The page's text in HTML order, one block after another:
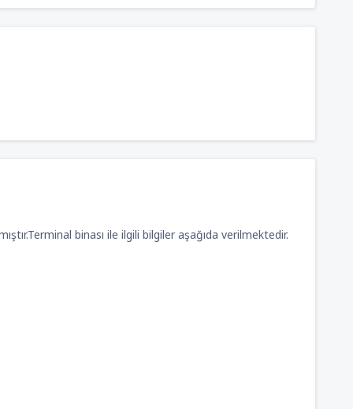
binası ile ilgili bilgiler aşağıda verilmektedir.